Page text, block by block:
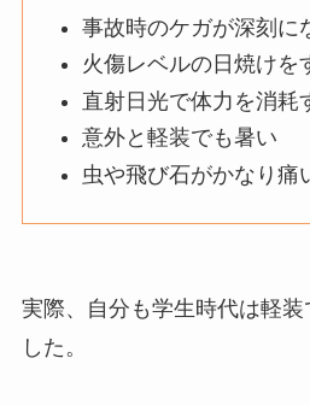
事故時のケガが深刻に
火傷レベルの日焼けを
直射日光で体力を消耗
意外と軽装でも暑い
虫や飛び石がかなり痛
実際、自分も学生時代は軽装
した。